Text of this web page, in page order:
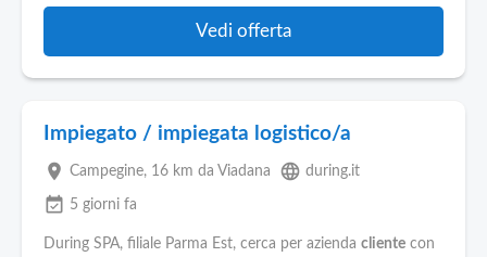
Vedi offerta
Impiegato / impiegata logistico/a
place Campegine, 16 km da Viadana language during.it
event_available 5 giorni fa
During SPA, filiale Parma Est, cerca per azienda cliente con